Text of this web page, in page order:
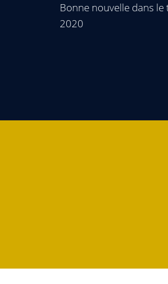
Bonne nouvelle dans
2020